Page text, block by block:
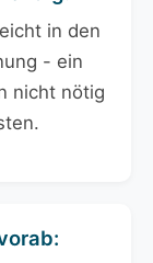
in den
- ein
nicht nötig